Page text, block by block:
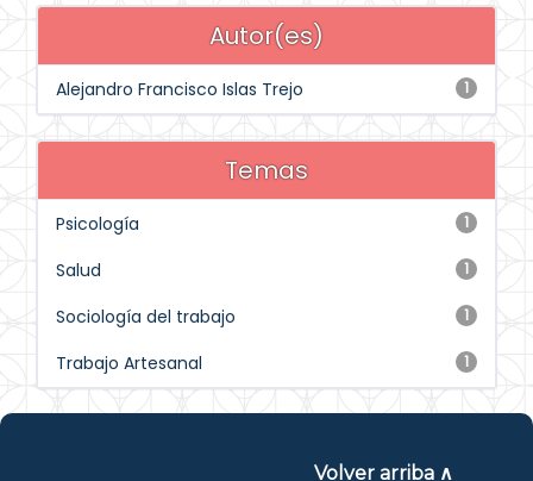
Autor(es)
1
Alejandro Francisco Islas Trejo
Temas
1
Psicología
1
Salud
1
Sociología del trabajo
1
Trabajo Artesanal
Volver arriba ∧